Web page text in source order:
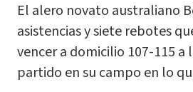
El alero novato australiano
asistencias y siete rebotes
vencer a domicilio 107-115
partido en su campo en lo